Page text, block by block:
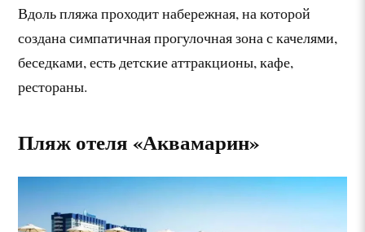
Вдоль пляжа проходит набережная, на которой
создана симпатичная прогулочная зона с качелями,
беседками, есть детские аттракционы, кафе,
рестораны.
Пляж отеля «Аквамарин»